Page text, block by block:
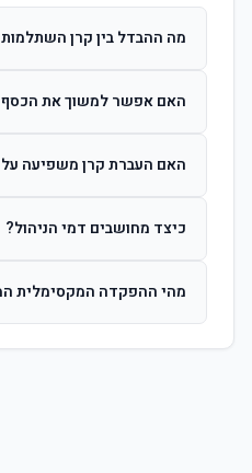
מה ההבדל בין קרן
ההשקעות. קרן מסלולית עוקבת
האם אפשר למשוך את הכסף לפני
הרווחים. לאחר 6
האם העברת קרן משפיעה על
החברות. הוותק ממשיך להיספר
כיצד מחושבים דמי הניהול?
ומתן על שיעורם בעת הצטרפות.
מהי ההפקדה המקסימלית